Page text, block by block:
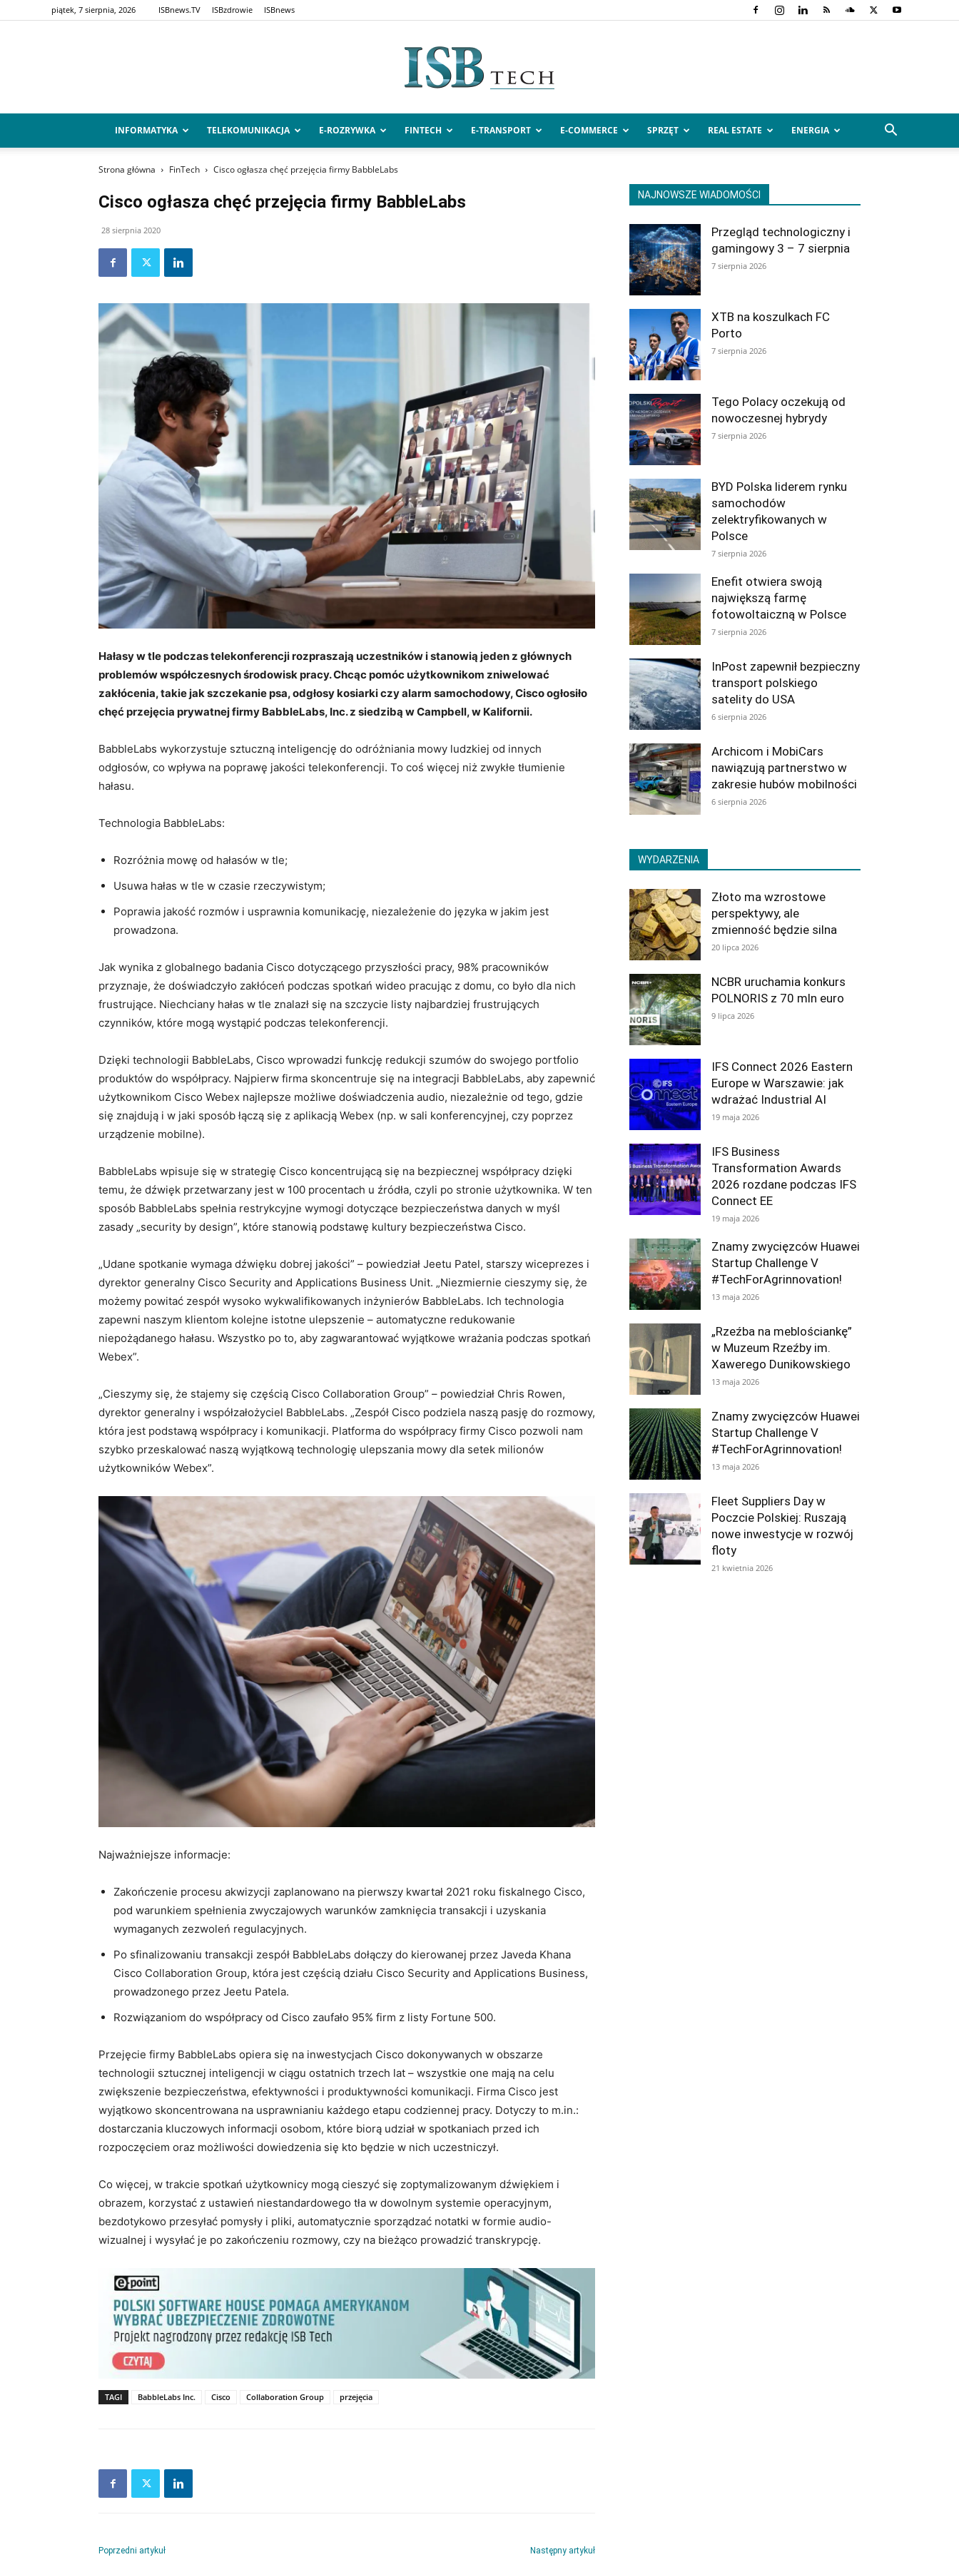
piątek, 7 sierpnia, 2026 ISBnews.TV ISBzdrowie ISBnews
ISBtech.pl
INFORMATYKA TELEKOMUNIKACJA E-ROZRYWKA FINTECH E-TRANSPORT E-COMMERCE SPRZĘT REAL ESTATE ENERGIA
Strona główna FinTech Cisco ogłasza chęć przejęcia firmy BabbleLabs
Cisco ogłasza chęć przejęcia firmy BabbleLabs
28 sierpnia 2020
Hałasy w tle podczas telekonferencji rozpraszają uczestników i stanowią jeden z głównych
problemów współczesnych środowisk pracy. Chcąc pomóc użytkownikom zniwelować
zakłócenia, takie jak szczekanie psa, odgłosy kosiarki czy alarm samochodowy, Cisco ogłosiło
chęć przejęcia prywatnej firmy BabbleLabs, Inc. z siedzibą w Campbell, w Kalifornii.
BabbleLabs wykorzystuje sztuczną inteligencję do odróżniania mowy ludzkiej od innych
odgłosów, co wpływa na poprawę jakości telekonferencji. To coś więcej niż zwykłe tłumienie
hałasu.
Technologia BabbleLabs:
Rozróżnia mowę od hałasów w tle;
Usuwa hałas w tle w czasie rzeczywistym;
Poprawia jakość rozmów i usprawnia komunikację, niezależenie do języka w jakim jest
prowadzona.
Jak wynika z globalnego badania Cisco dotyczącego przyszłości pracy, 98% pracowników
przyznaje, że doświadczyło zakłóceń podczas spotkań wideo pracując z domu, co było dla nich
frustrujące. Niechciany hałas w tle znalazł się na szczycie listy najbardziej frustrujących
czynników, które mogą wystąpić podczas telekonferencji.
Dzięki technologii BabbleLabs, Cisco wprowadzi funkcję redukcji szumów do swojego portfolio
produktów do współpracy. Najpierw firma skoncentruje się na integracji BabbleLabs, aby zapewnić
użytkownikom Cisco Webex najlepsze możliwe doświadczenia audio, niezależnie od tego, gdzie
się znajdują i w jaki sposób łączą się z aplikacją Webex (np. w sali konferencyjnej, czy poprzez
urządzenie mobilne).
BabbleLabs wpisuje się w strategię Cisco koncentrującą się na bezpiecznej współpracy dzięki
temu, że dźwięk przetwarzany jest w 100 procentach u źródła, czyli po stronie użytkownika. W ten
sposób BabbleLabs spełnia restrykcyjne wymogi dotyczące bezpieczeństwa danych w myśl
zasady „security by design”, które stanowią podstawę kultury bezpieczeństwa Cisco.
„Udane spotkanie wymaga dźwięku dobrej jakości” – powiedział Jeetu Patel, starszy wiceprezes i
dyrektor generalny Cisco Security and Applications Business Unit. „Niezmiernie cieszymy się, że
możemy powitać zespół wysoko wykwalifikowanych inżynierów BabbleLabs. Ich technologia
zapewni naszym klientom kolejne istotne ulepszenie – automatyczne redukowanie
niepożądanego hałasu. Wszystko po to, aby zagwarantować wyjątkowe wrażania podczas spotkań
Webex”.
„Cieszymy się, że stajemy się częścią Cisco Collaboration Group” – powiedział Chris Rowen,
dyrektor generalny i współzałożyciel BabbleLabs. „Zespół Cisco podziela naszą pasję do rozmowy,
która jest podstawą współpracy i komunikacji. Platforma do współpracy firmy Cisco pozwoli nam
szybko przeskalować naszą wyjątkową technologię ulepszania mowy dla setek milionów
użytkowników Webex”.
Najważniejsze informacje:
Zakończenie procesu akwizycji zaplanowano na pierwszy kwartał 2021 roku fiskalnego Cisco,
pod warunkiem spełnienia zwyczajowych warunków zamknięcia transakcji i uzyskania
wymaganych zezwoleń regulacyjnych.
Po sfinalizowaniu transakcji zespół BabbleLabs dołączy do kierowanej przez Javeda Khana
Cisco Collaboration Group, która jest częścią działu Cisco Security and Applications Business,
prowadzonego przez Jeetu Patela.
Rozwiązaniom do współpracy od Cisco zaufało 95% firm z listy Fortune 500.
Przejęcie firmy BabbleLabs opiera się na inwestycjach Cisco dokonywanych w obszarze
technologii sztucznej inteligencji w ciągu ostatnich trzech lat – wszystkie one mają na celu
zwiększenie bezpieczeństwa, efektywności i produktywności komunikacji. Firma Cisco jest
wyjątkowo skoncentrowana na usprawnianiu każdego etapu codziennej pracy. Dotyczy to m.in.:
dostarczania kluczowych informacji osobom, które biorą udział w spotkaniach przed ich
rozpoczęciem oraz możliwości dowiedzenia się kto będzie w nich uczestniczył.
Co więcej, w trakcie spotkań użytkownicy mogą cieszyć się zoptymalizowanym dźwiękiem i
obrazem, korzystać z ustawień niestandardowego tła w dowolnym systemie operacyjnym,
bezdotykowo przesyłać pomysły i pliki, automatycznie sporządzać notatki w formie audio-
wizualnej i wysyłać je po zakończeniu rozmowy, czy na bieżąco prowadzić transkrypcję.
TAGI BabbleLabs Inc. Cisco Collaboration Group przejęcia
Poprzedni artykuł Następny artykuł
NAJNOWSZE WIADOMOŚCI
Przegląd technologiczny i
gamingowy 3 – 7 sierpnia
7 sierpnia 2026
XTB na koszulkach FC
Porto
7 sierpnia 2026
Tego Polacy oczekują od
nowoczesnej hybrydy
7 sierpnia 2026
BYD Polska liderem rynku
samochodów
zelektryfikowanych w
Polsce
7 sierpnia 2026
Enefit otwiera swoją
największą farmę
fotowoltaiczną w Polsce
7 sierpnia 2026
InPost zapewnił bezpieczny
transport polskiego
satelity do USA
6 sierpnia 2026
Archicom i MobiCars
nawiązują partnerstwo w
zakresie hubów mobilności
6 sierpnia 2026
WYDARZENIA
Złoto ma wzrostowe
perspektywy, ale
zmienność będzie silna
20 lipca 2026
NCBR uruchamia konkurs
POLNORIS z 70 mln euro
9 lipca 2026
IFS Connect 2026 Eastern
Europe w Warszawie: jak
wdrażać Industrial AI
19 maja 2026
IFS Business
Transformation Awards
2026 rozdane podczas IFS
Connect EE
19 maja 2026
Znamy zwycięzców Huawei
Startup Challenge V
#TechForAgrinnovation!
13 maja 2026
„Rzeźba na meblościankę”
w Muzeum Rzeźby im.
Xawerego Dunikowskiego
13 maja 2026
Znamy zwycięzców Huawei
Startup Challenge V
#TechForAgrinnovation!
13 maja 2026
Fleet Suppliers Day w
Poczcie Polskiej: Ruszają
nowe inwestycje w rozwój
floty
21 kwietnia 2026